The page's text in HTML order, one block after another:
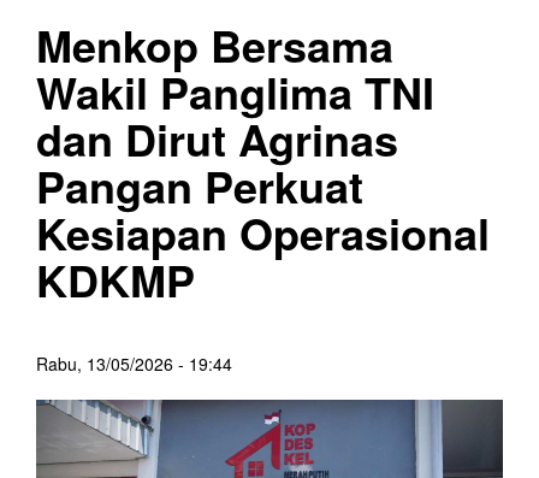
Menkop Bersama
Wakil Panglima TNI
dan Dirut Agrinas
Pangan Perkuat
Kesiapan Operasional
KDKMP
Rabu, 13/05/2026 - 19:44